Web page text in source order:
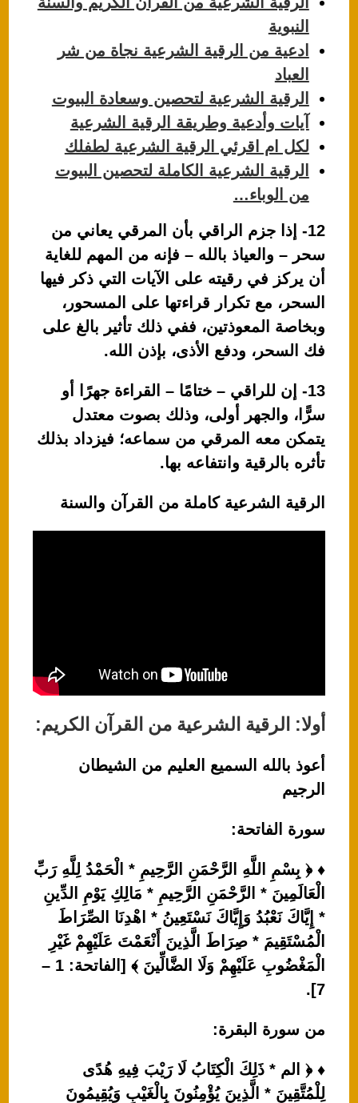
النبوية
ادعية من الرقية الشرعية نجاة من شر
العباد
الرقية الشرعية لتحصين وسعادة البيوت
آيات وأدعية وطريقة الرقية الشرعية
لكل ام اقرئي الرقية الشرعية لطفلك
الرقية الشرعية الكاملة لتحصين البيوت
من الوباء…
12- إذا جزم الراقي بأن المرقي يعاني من
سحر – والعياذ بالله – فإنه من المهم للغاية
أن يركز في رقيته على الآيات التي ذكر فيها
السحر، مع تكرار قراءتها على المسحور،
وبخاصة المعوذتين، ففي ذلك تأثير بالغ على
فك السحر، ودفع الأذى، بإذن الله.
13- إن للراقي – ختامًا – القراءة جهرًا أو
سرًّا، والجهر أولى، وذلك بصوت معتدل
يتمكن معه المرقي من سماعه؛ فيزداد بذلك
تأثره بالرقية وانتفاعه بها.
الرقية الشرعية كاملة من القرآن والسنة
أولا: الرقية الشرعية من القرآن الكريم:
أعوذ بالله السميع العليم من الشيطان
الرجيم
سورة الفاتحة:
♦ ﴿ بِسْمِ اللَّهِ الرَّحْمَنِ الرَّحِيمِ * الْحَمْدُ لِلَّهِ رَبِّ
الْعَالَمِينَ * الرَّحْمَنِ الرَّحِيمِ * مَالِكِ يَوْمِ الدِّينِ
* إِيَّاكَ نَعْبُدُ وَإِيَّاكَ نَسْتَعِينُ * اهْدِنَا الصِّرَاطَ
الْمُسْتَقِيمَ * صِرَاطَ الَّذِينَ أَنْعَمْتَ عَلَيْهِمْ غَيْرِ
الْمَغْضُوبِ عَلَيْهِمْ وَلَا الضَّالِّينَ ﴾ [الفاتحة: 1 –
7].
من سورة البقرة:
♦ ﴿ الم * ذَلِكَ الْكِتَابُ لَا رَيْبَ فِيهِ هُدًى
لِلْمُتَّقِينَ * الَّذِينَ يُؤْمِنُونَ بِالْغَيْبِ وَيُقِيمُونَ